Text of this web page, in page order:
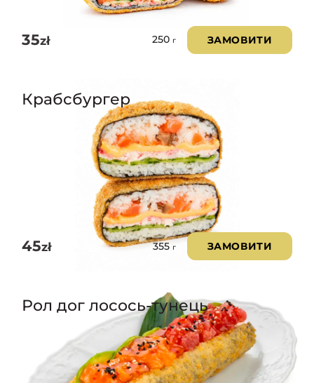
35zł 250 г ЗАМОВИТИ
Крабсбургер
45zł 355 г ЗАМОВИТИ
Рол дог лосось-тунець